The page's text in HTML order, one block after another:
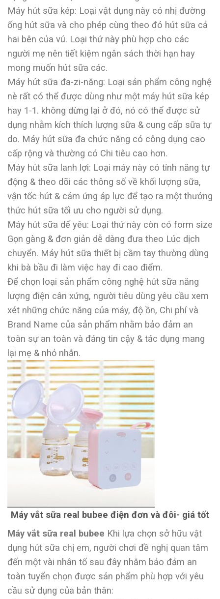
Máy hút sữa kép: Loại vật dụng này có nhị đường
ống hút sữa và cho phép cùng theo đó hút sữa cả
hai bên của vú. Loại thứ này phù hợp cho các
người mẹ nên tiết kiệm ngân sách thời hạn hay
mong muốn hút sữa các.
Máy hút sữa đa-zi-năng: Loại sản phẩm công nghệ
nè rất có thể được dùng như một máy hút sữa kép
hay 1-1. không dừng lại ở đó, nó có thể được sử
dụng nhằm kích thích lượng sữa & cung cấp sữa tự
do. Máy hút sữa đa chức năng có công dụng cao
cấp rộng và thường có Chi tiêu cao hơn.
Máy hút sữa lanh lợi: Loại máy này có tính năng tự
động & theo dõi các thông số về khối lượng sữa,
vận tốc hút & cảm ứng áp lực để tạo ra một thưởng
thức hút sữa tối ưu cho người sử dụng.
Máy hút sữa dế yêu: Loại thứ này còn có form size
Gọn gàng & đơn giản dễ dàng đưa theo Lúc dịch
chuyển. Máy hút sữa thiết bị cầm tay thường dùng
khi bà bầu đi làm việc hay đi cao điểm.
Để chọn loại sản phẩm công nghệ hút sữa năng
lượng điện cân xứng, người tiêu dùng yêu cầu xem
xét những chức năng của máy, độ ồn, Chi phí và
Brand Name của sản phẩm nhằm bảo đảm an
toàn sự an toàn và đáng tin cậy & tác dụng mang
lại mẹ & nhỏ nhắn.
Máy vắt sữa real bubee điện đơn và đôi- giá tốt
Máy vắt sữa real bubee Khi lựa chọn sở hữu vật
dụng hút sữa chị em, người chơi đề nghị quan tâm
đến một vài nhân tố sau đây nhằm bảo đảm an
toàn tuyển chọn được sản phẩm phù hợp với yêu
cầu sử dụng của bản thân: